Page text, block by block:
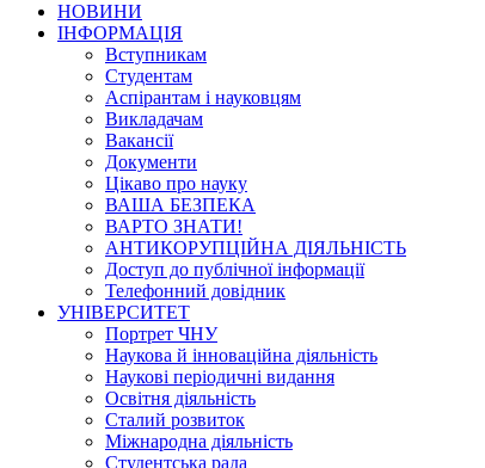
НОВИНИ
ІНФОРМАЦІЯ
Вступникам
Студентам
Аспірантам і науковцям
Викладачам
Вакансії
Документи
Цікаво про науку
ВАША БЕЗПЕКА
ВАРТО ЗНАТИ!
АНТИКОРУПЦІЙНА ДІЯЛЬНІСТЬ
Доступ до публічної інформації
Телефонний довідник
УНІВЕРСИТЕТ
Портрет ЧНУ
Наукова й інноваційна діяльність
Наукові періодичні видання
Освітня діяльність
Сталий розвиток
Міжнародна діяльність
Студентська рада